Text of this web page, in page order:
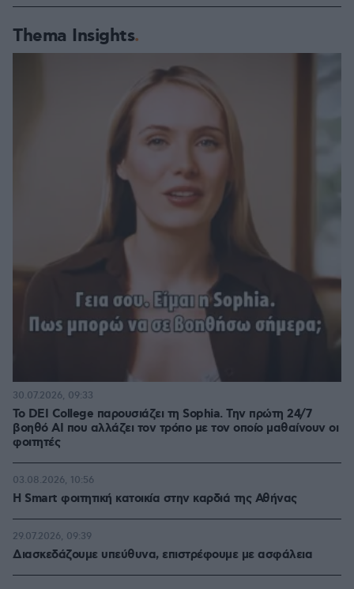
Thema Insights
Το DEI College παρουσιάζει τη Sophia. Την πρώτη 24/7
βοηθό AI που αλλάζει τον τρόπο με τον οποίο μαθαίνουν οι
φοιτητές
30.07.2026, 09:33
Η Smart φοιτητική κατοικία στην καρδιά της Αθήνας
03.08.2026, 10:56
Διασκεδάζουμε υπεύθυνα, επιστρέφουμε με ασφάλεια
29.07.2026, 09:39